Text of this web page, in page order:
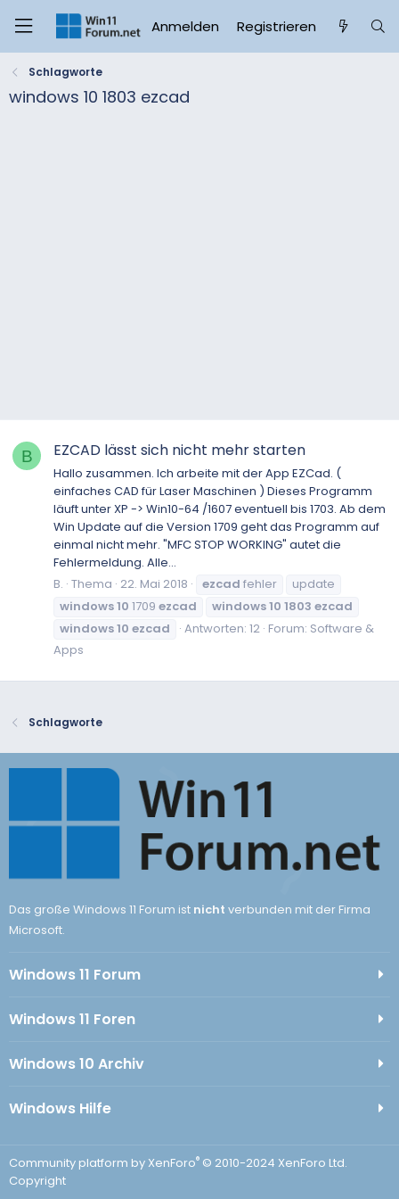
Anmelden Registrieren
Schlagworte
windows 10 1803 ezcad
B EZCAD lässt sich nicht mehr starten
Hallo zusammen. Ich arbeite mit der App EZCad. (
einfaches CAD für Laser Maschinen ) Dieses Programm
läuft unter XP -> Win10-64 /1607 eventuell bis 1703. Ab dem
Win Update auf die Version 1709 geht das Programm auf
einmal nicht mehr. "MFC STOP WORKING" autet die
Fehlermeldung. Alle...
B. Thema 22. Mai 2018 ezcad fehler
update
windows10 1709 ezcad windows10 1803 ezcad
windows10 ezcad Antworten: 12 Forum: Software &
Apps
Schlagworte
Das große Windows 11 Forum ist nicht verbunden mit der Firma
Microsoft.
Windows 11 Forum
Windows 11 Foren
Windows 10 Archiv
Windows Hilfe
Community platform by XenForo® © 2010-2024 XenForo Ltd.
Copyright